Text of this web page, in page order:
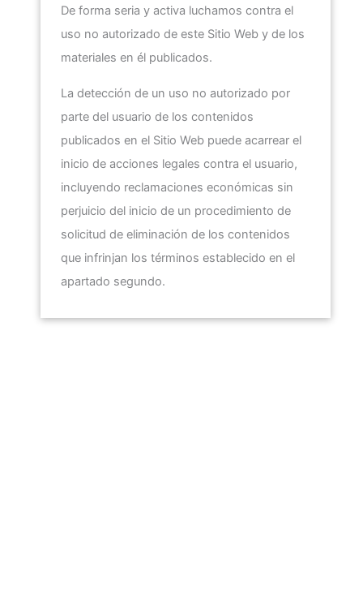
De forma seria y activa luchamos contra el
uso no autorizado de este Sitio Web y de los
materiales en él publicados.
La detección de un uso no autorizado por
parte del usuario de los contenidos
publicados en el Sitio Web puede acarrear el
inicio de acciones legales contra el usuario,
incluyendo reclamaciones económicas sin
perjuicio del inicio de un procedimiento de
solicitud de eliminación de los contenidos
que infrinjan los términos establecido en el
apartado segundo.